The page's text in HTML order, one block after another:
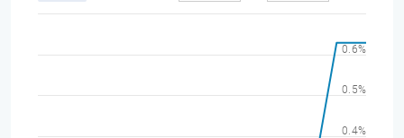
0.4%
0.5%
0.6%